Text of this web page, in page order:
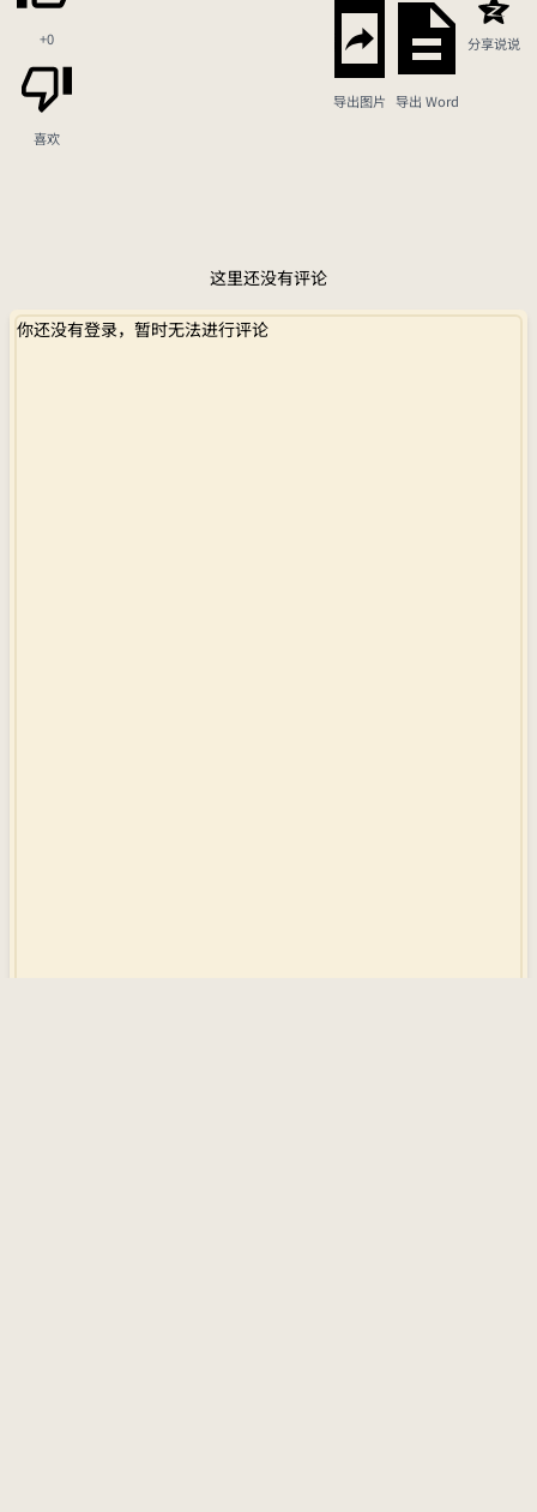
+0
喜欢
导出图片 导出 Word
分享说说
这里还没有评论
你还没有登录，暂时无法进行评论